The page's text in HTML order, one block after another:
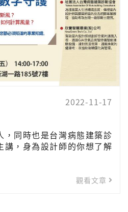
2022-11-17
，同時也是台灣病態建築診
講，身為設計師的你想了解
觀看文章